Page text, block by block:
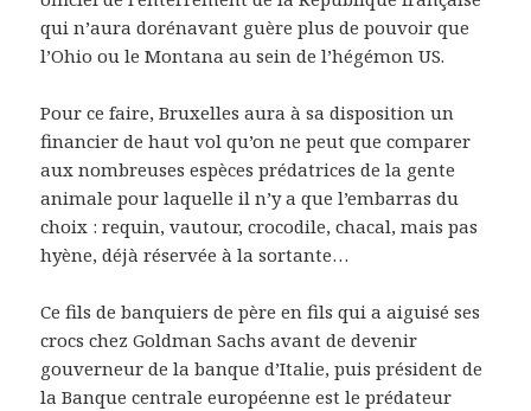
qui n’aura dorénavant guère plus de pouvoir que
l’Ohio ou le Montana au sein de l’hégémon US.
Pour ce faire, Bruxelles aura à sa disposition un
financier de haut vol qu’on ne peut que comparer
aux nombreuses espèces prédatrices de la gente
animale pour laquelle il n’y a que l’embarras du
choix : requin, vautour, crocodile, chacal, mais pas
hyène, déjà réservée à la sortante…
Ce fils de banquiers de père en fils qui a aiguisé ses
crocs chez Goldman Sachs avant de devenir
gouverneur de la banque d’Italie, puis président de
la Banque centrale européenne est le prédateur